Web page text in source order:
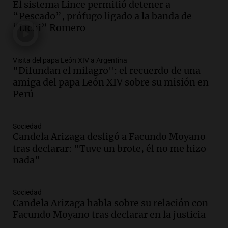
Episodios
Audio.Ordenan el reintegro de dos
Panorama Federal
Episodios
Audio.Inviolabilidad de la propiedad
Editorial
Episodios
Audio.Lanzaron una campaña para que
niños con cáncer reciban regalos por el
Episodios
Audio.Ganó una beca en la secundaria,
se mudó a Córdoba y hoy lleva la
El sistema Lince permitió detener a
“Pescado”, prófugo ligado a la banda de
“Lichi” Romero
Visita del papa León XIV a Argentina
"Difundan el milagro": el recuerdo de una
amiga del papa León XIV sobre su misión en
Perú
Sociedad
Candela Arizaga desligó a Facundo Moyano
tras declarar: "Tuve un brote, él no me hizo
nada"
Sociedad
Candela Arizaga habla sobre su relación con
Facundo Moyano tras declarar en la justicia